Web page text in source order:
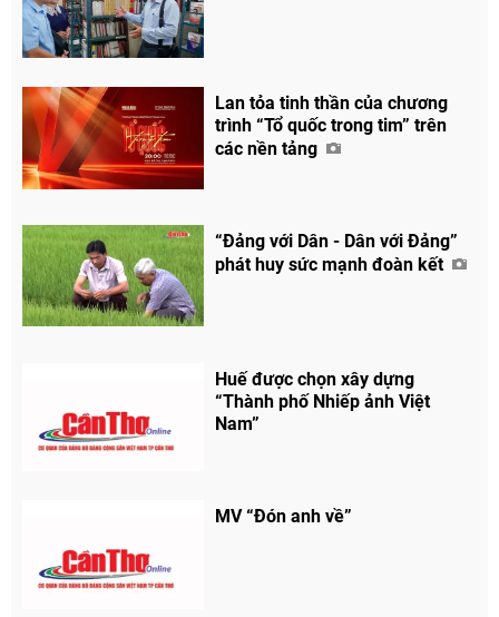
Lan tỏa tinh thần của chương
trình “Tổ quốc trong tim” trên
các nền tảng
“Đảng với Dân - Dân với Đảng”
phát huy sức mạnh đoàn kết
Huế được chọn xây dựng
“Thành phố Nhiếp ảnh Việt
Nam”
MV “Đón anh về”